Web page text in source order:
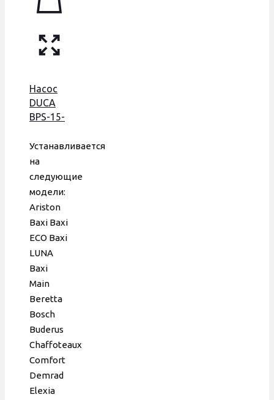
Насос
DUCA
BPS-15-
аналог
GRUNDFOS
15-50,
Устанавливается
на
следующие
модели:
Ariston
Baxi Baxi
ECO Baxi
LUNA
Baxi
Main
Berettа
Bosch
Buderus
Chaffoteaux
Comfort
Demrad
Elexia